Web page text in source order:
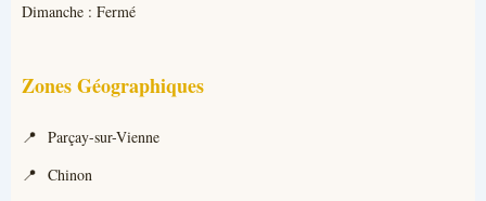
Dimanche : Fermé
Zones Géographiques
Parçay-sur-Vienne
Chinon